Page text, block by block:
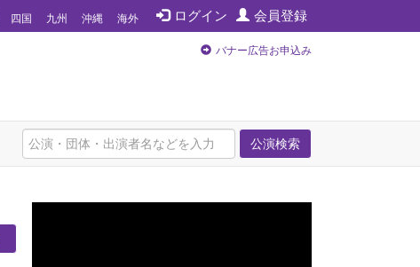
ログイン 会員登録
四国 九州 沖縄 海外
バナー広告お申込み
公演検索